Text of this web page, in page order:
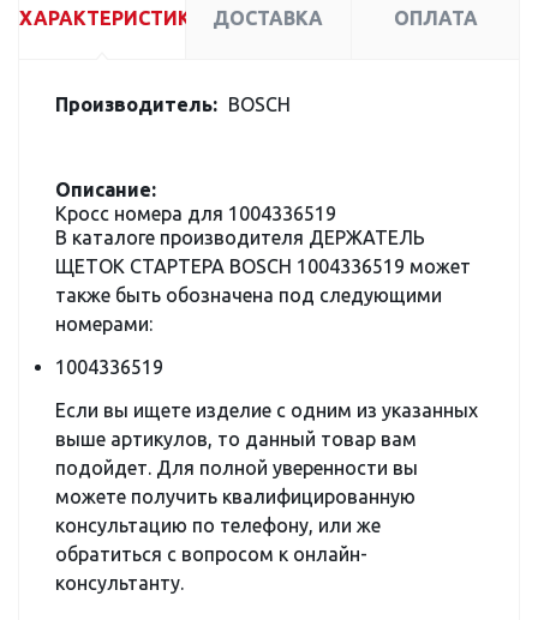
ХАРАКТЕРИСТИКИ ДОСТАВКА ОПЛАТА
Производитель: BOSCH
Описание:
Кросс номера для 1004336519
В каталоге производителя ДЕРЖАТЕЛЬ
ЩЕТОК СТАРТЕРА BOSCH 1004336519 может
также быть обозначена под следующими
номерами:
1004336519
Если вы ищете изделие с одним из указанных
выше артикулов, то данный товар вам
подойдет. Для полной уверенности вы
можете получить квалифицированную
консультацию по телефону, или же
обратиться с вопросом к онлайн-
консультанту.